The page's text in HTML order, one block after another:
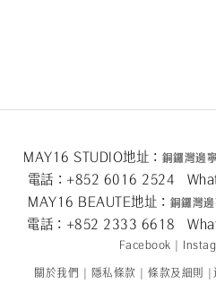
MAY16 STUDIO地址： 銅鑼灣邊
電話：+852 6016 2524
MAY16 BEAUTE地址： 銅鑼灣
電話：+852 2333 6618
Facebook
關於我們 隱私條款 條款及細則